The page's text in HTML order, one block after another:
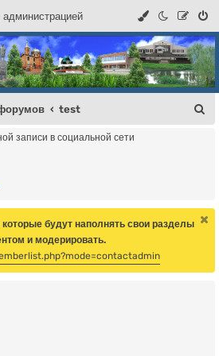
администрацией
test
записи в социальной сети
будут наполнять свои разделы
и модерировать.